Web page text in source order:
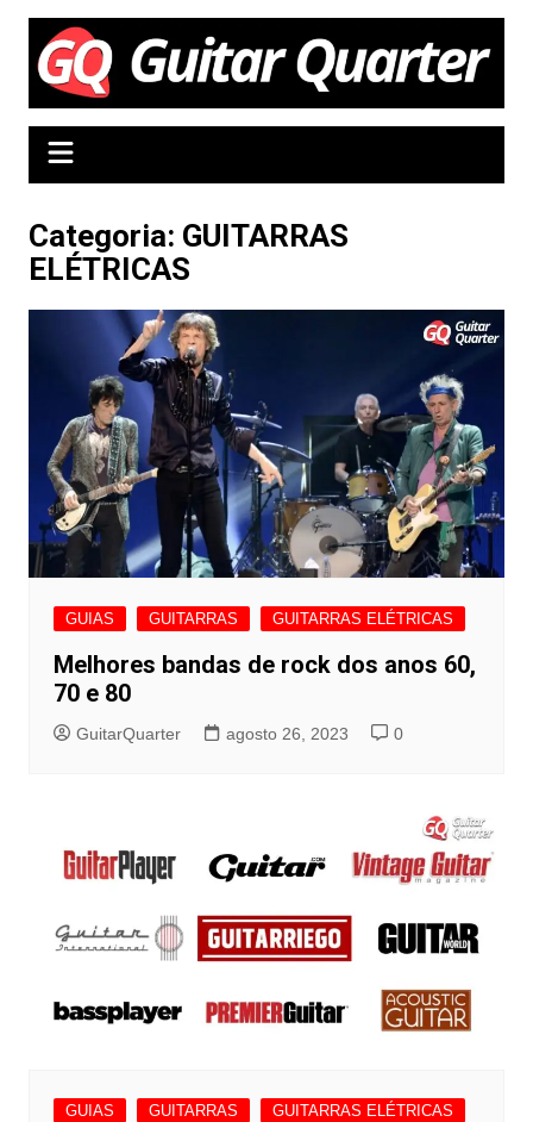
Categoria: GUITARRAS
ELÉTRICAS
GUIAS GUITARRAS GUITARRAS ELÉTRICAS
Melhores bandas de rock dos anos 60,
70 e 80
GuitarQuarter agosto 26, 2023 0
GUIAS GUITARRAS
GUITARRAS ELÉTRICAS